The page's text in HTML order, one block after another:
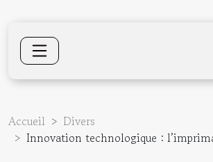
Accueil
Divers
Innovation technologique :